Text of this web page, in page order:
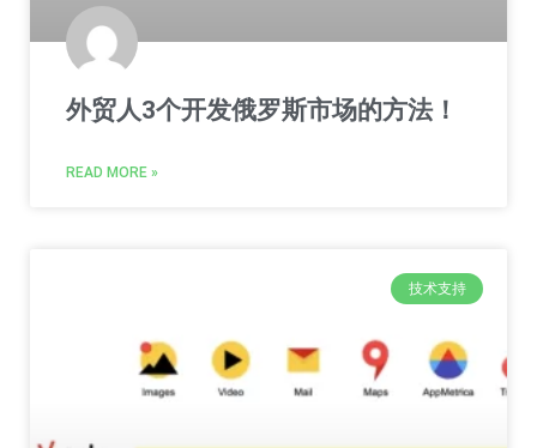
外贸人3个开发俄罗斯市场的方法！
READ MORE »
技术支持